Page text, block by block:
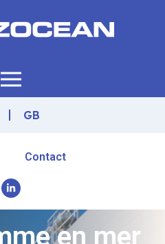
GB
Contact
en mer